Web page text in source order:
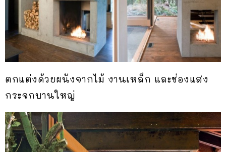
ตกแต่งด้วยผนังจากไม้ งานเหล็ก และช่องแสง
กระจกบานใหญ่